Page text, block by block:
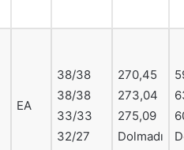
EA
38/38
38/38
33/33
32/27
270,45
273,04
275,09
Dolmadı